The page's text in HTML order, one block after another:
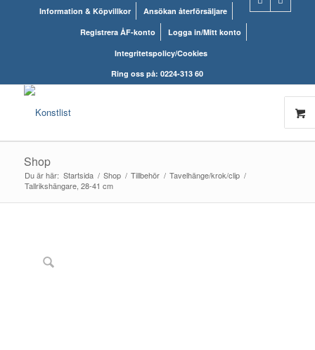
Information & Köpvillkor
Ansökan återförsäljare
Registrera ÅF-konto
Logga in/Mitt konto
Integritetspolicy/Cookies
Ring oss på: 0224-313 60
Shop
Du är här: Startsida / Shop / Tillbehör / Tavelhänge/krok/clip /
Tallrikshängare, 28-41 cm